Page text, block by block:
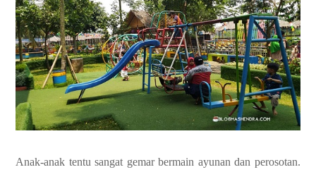
Anak-anak tentu sangat gemar bermain ayunan dan perosotan.